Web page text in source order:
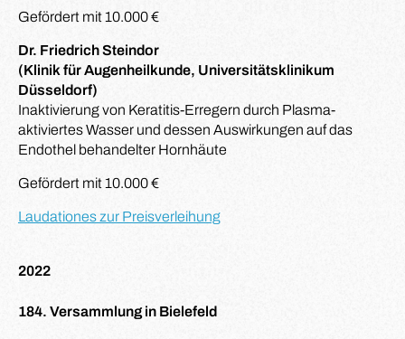
Gefördert mit 10.000 €
Dr. Friedrich Steindor
(Klinik für Augenheilkunde, Universitätsklinikum
Düsseldorf)
Inaktivierung von Keratitis-Erregern durch Plasma-
aktiviertes Wasser und dessen Auswirkungen auf das
Endothel behandelter Hornhäute
Gefördert mit 10.000 €
Laudationes zur Preisverleihung
2022
184. Versammlung in Bielefeld